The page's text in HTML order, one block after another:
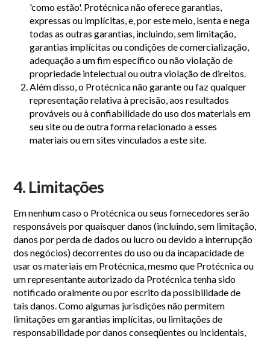
'como estão'. Protécnica não oferece garantias,
expressas ou implícitas, e, por este meio, isenta e nega
todas as outras garantias, incluindo, sem limitação,
garantias implícitas ou condições de comercialização,
adequação a um fim específico ou não violação de
propriedade intelectual ou outra violação de direitos.
Além disso, o Protécnica não garante ou faz qualquer
representação relativa à precisão, aos resultados
prováveis ​​ou à confiabilidade do uso dos materiais em
seu site ou de outra forma relacionado a esses
materiais ou em sites vinculados a este site.
4. Limitações
Em nenhum caso o Protécnica ou seus fornecedores serão
responsáveis ​​por quaisquer danos (incluindo, sem limitação,
danos por perda de dados ou lucro ou devido a interrupção
dos negócios) decorrentes do uso ou da incapacidade de
usar os materiais em Protécnica, mesmo que Protécnica ou
um representante autorizado da Protécnica tenha sido
notificado oralmente ou por escrito da possibilidade de
tais danos. Como algumas jurisdições não permitem
limitações em garantias implícitas, ou limitações de
responsabilidade por danos conseqüentes ou incidentais,